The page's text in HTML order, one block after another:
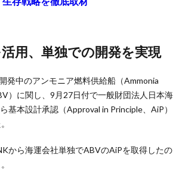
活用、単独での開発を実現
発中のアンモニア燃料供給船（Ammonia
）に関し、9月27日付で一般財団法人日本海
基本設計承認（Approval in Principle、AiP）
から海運会社単独でABVのAiPを取得したの